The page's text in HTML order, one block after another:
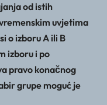
od istih
uvjetima
o izboru A ili B
izboru i po
pravo konačnog
grupe moguć je